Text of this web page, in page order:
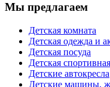
Мы предлагаем
Детская комната
Детская одежда и
Детская посуда
Детская
Детские автокресла
Детские машины,